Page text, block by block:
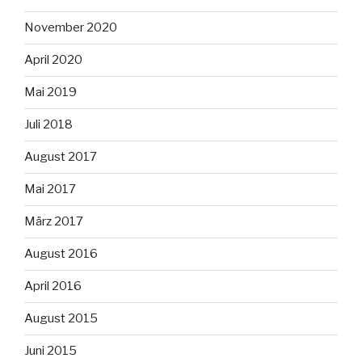
November 2020
April 2020
Mai 2019
Juli 2018
August 2017
Mai 2017
März 2017
August 2016
April 2016
August 2015
Juni 2015